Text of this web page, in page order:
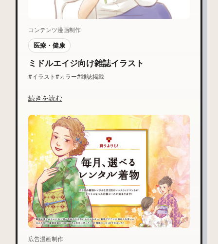
コンテンツ漫画制作
医療・健康
ミドルエイジ向け雑誌イラスト
#イラスト#カラー#雑誌掲載
続きを読む
広告漫画制作